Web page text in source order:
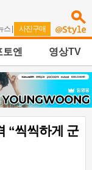
스 | 사진구매
토엔 영상TV
“씩씩하게 군